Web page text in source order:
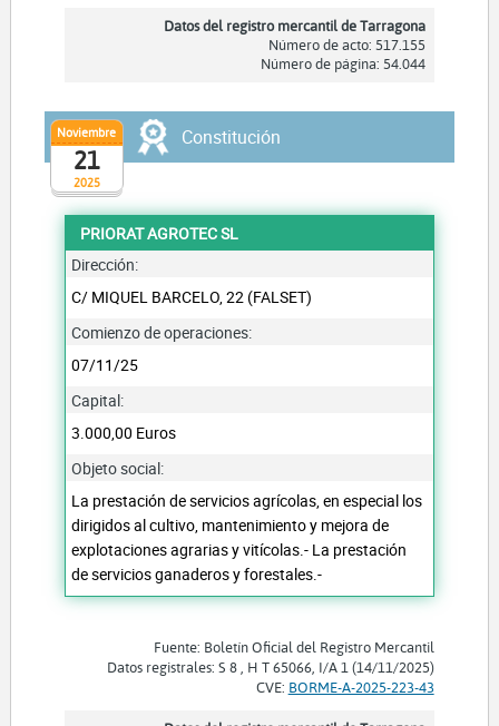
Datos del registro mercantil de Tarragona
Número de acto: 517.155
Número de página: 54.044
2025
Noviembre
21
Constitución
PRIORAT AGROTEC SL
Dirección:
C/ MIQUEL BARCELO, 22 (FALSET)
Comienzo de operaciones:
07/11/25
Capital:
3.000,00 Euros
Objeto social:
La prestación de servicios agrícolas, en especial los
dirigidos al cultivo, mantenimiento y mejora de
explotaciones agrarias y vitícolas.- La prestación
de servicios ganaderos y forestales.-
Fuente: Boletín Oficial del Registro Mercantil
Datos registrales: S 8 , H T 65066, I/A 1 (14/11/2025)
CVE: BORME-A-2025-223-43